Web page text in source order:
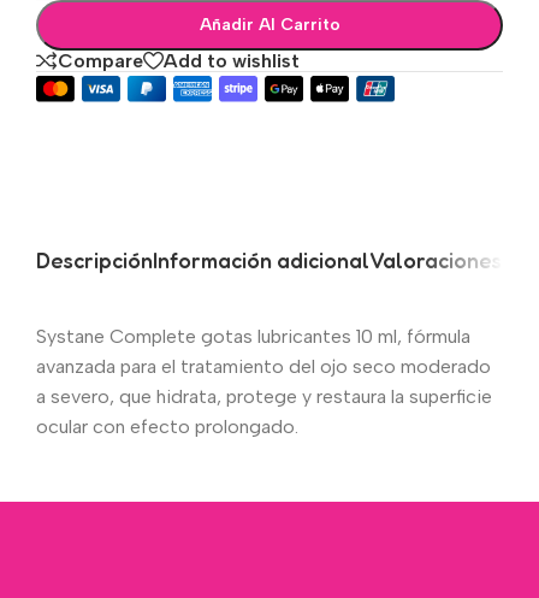
Añadir Al Carrito
Compare Add to wishlist
DescripciónInformación adicionalValoraciones (0)
Systane Complete gotas lubricantes 10 ml, fórmula
avanzada para el tratamiento del ojo seco moderado
a severo, que hidrata, protege y restaura la superficie
ocular con efecto prolongado.